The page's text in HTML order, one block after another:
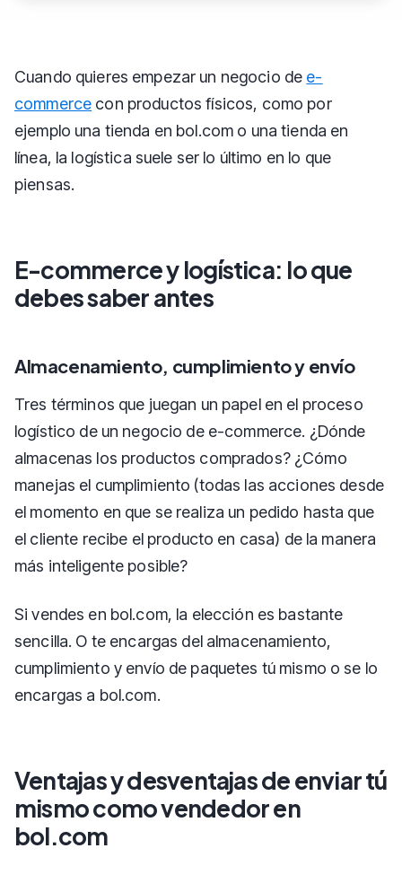
Cuando quieres empezar un negocio de e-
commerce con productos físicos, como por
ejemplo una tienda en bol.com o una tienda en
línea, la logística suele ser lo último en lo que
piensas.
E-commerce y logística: lo que
debes saber antes
Almacenamiento, cumplimiento y envío
Tres términos que juegan un papel en el proceso
logístico de un negocio de e-commerce. ¿Dónde
almacenas los productos comprados? ¿Cómo
manejas el cumplimiento (todas las acciones desde
el momento en que se realiza un pedido hasta que
el cliente recibe el producto en casa) de la manera
más inteligente posible?
Si vendes en bol.com, la elección es bastante
sencilla. O te encargas del almacenamiento,
cumplimiento y envío de paquetes tú mismo o se lo
encargas a bol.com.
Ventajas y desventajas de enviar tú
mismo como vendedor en
bol.com